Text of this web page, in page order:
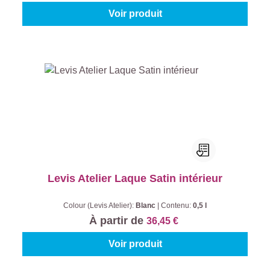
Voir produit
Levis Atelier Laque Satin intérieur
Colour (Levis Atelier): Blanc Contenu: 0,5 l
À partir de 36,45 €
Voir produit